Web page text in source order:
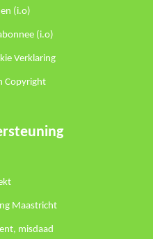
(i.o)
(i.o)
Verklaring
Copyright
Maastricht
, misdaad